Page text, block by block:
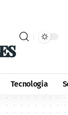
Tecnologia